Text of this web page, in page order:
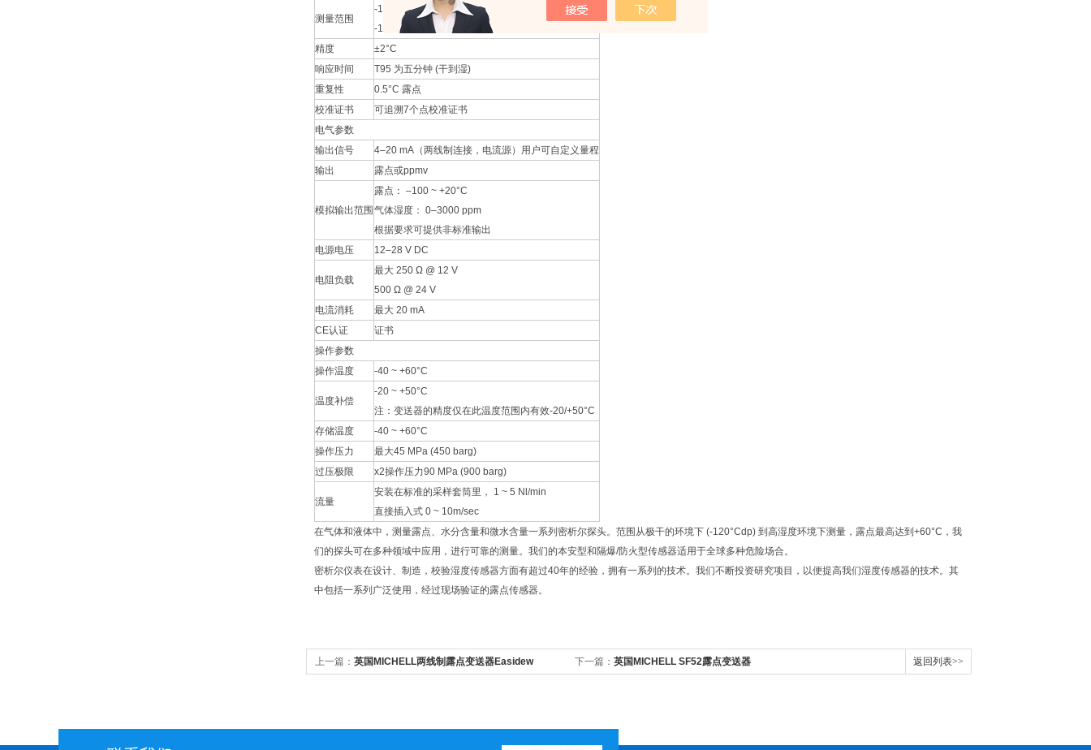
测量范围
-100 ~ +20°C 露点
-110 ~ +20°C
精度
±2°C
响应时间
T95 为五分钟 (干到湿)
重复性
0.5°C 露点
校准证书
可追溯7个点校准证书
电气参数
输出信号
4–20 mA（两线制连接，电流源）用户可自定义量程
输出
露点或ppmv
模拟输出范围
露点： –100 ~ +20°C
气体湿度： 0–3000 ppm
根据要求可提供非标准输出
电源电压
12–28 V DC
电阻负载
最大 250 Ω @ 12 V
500 Ω @ 24 V
电流消耗
最大 20 mA
CE认证
证书
操作参数
操作温度
-40 ~ +60°C
温度补偿
-20 ~ +50°C
注：变送器的精度仅在此温度范围内有效-20/+50°C
存储温度
-40 ~ +60°C
操作压力
最大45 MPa (450 barg)
过压极限
x2操作压力90 MPa (900 barg)
流量
安装在标准的采样套筒里， 1 ~ 5 Nl/min
直接插入式 0 ~ 10m/sec
在气体和液体中，测量露点、水分含量和微水含量一系列密析尔探头。范围从极干的环境下 (-120°Cdp) 到高湿度环境下测量，露点最高达到+60°C，我
们的探头可在多种领域中应用，进行可靠的测量。我们的本安型和隔爆/防火型传感器适用于全球多种危险场合。
密析尔仪表在设计、制造，校验湿度传感器方面有超过40年的经验，拥有一系列的技术。我们不断投资研究项目，以便提高我们湿度传感器的技术。其
中包括一系列广泛使用，经过现场验证的露点传感器。
上一篇： 英国MICHELL两线制露点变送器Easidew 下一篇： 英国MICHELL SF52露点变送器 返回列表>>